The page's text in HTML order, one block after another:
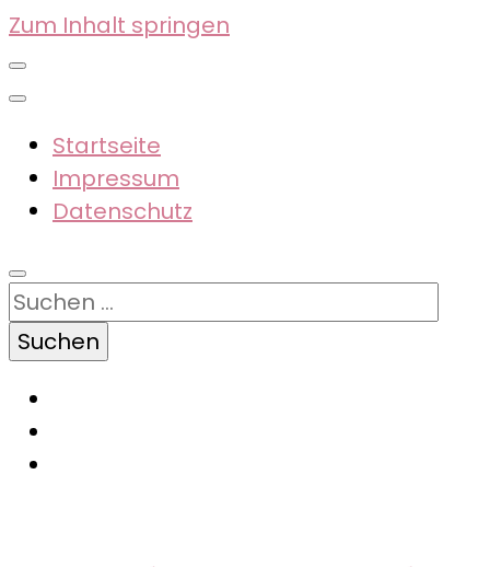
Zum Inhalt springen
Startseite
Impressum
Datenschutz
Suchen
nach: